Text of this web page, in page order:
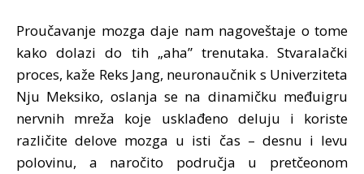
Proučavanje mozga daje nam nagoveštaje o tome
kako dolazi do tih „aha” trenutaka. Stvaralački
proces, kaže Reks Jang, neuronaučnik s Univerziteta
Nju Meksiko, oslanja se na dinamičku međuigru
nervnih mreža koje usklađeno deluju i koriste
različite delove mozga u isti čas – desnu i levu
polovinu, a naročito područja u pretčeonom